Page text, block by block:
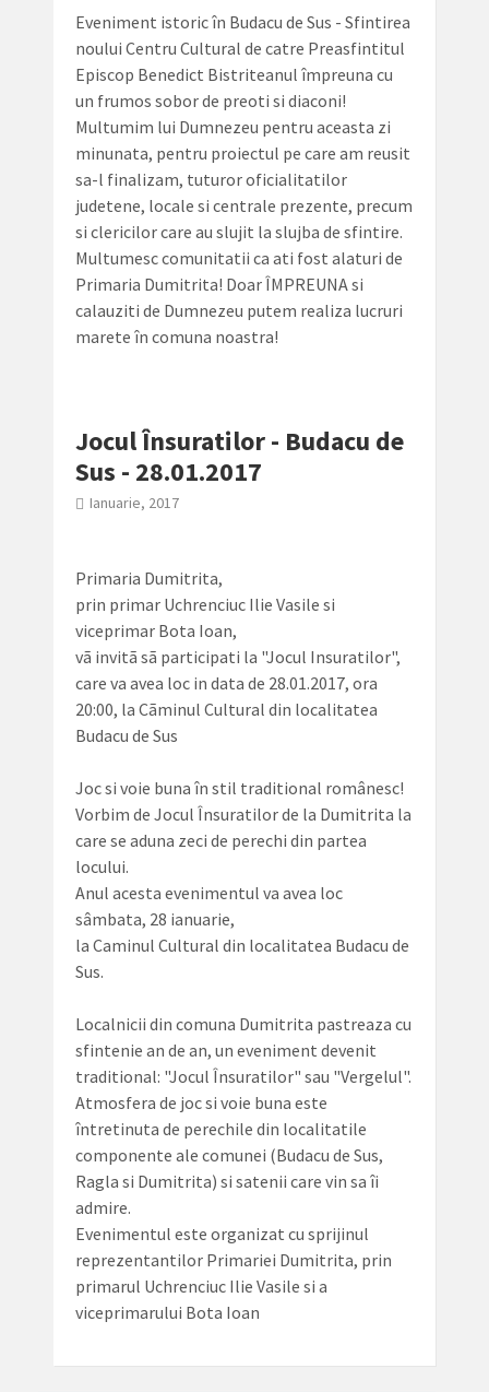
Eveniment istoric în Budacu de Sus - Sfintirea
noului Centru Cultural de catre Preasfintitul
Episcop Benedict Bistriteanul împreuna cu
un frumos sobor de preoti si diaconi!
Multumim lui Dumnezeu pentru aceasta zi
minunata, pentru proiectul pe care am reusit
sa-l finalizam, tuturor oficialitatilor
judetene, locale si centrale prezente, precum
si clericilor care au slujit la slujba de sfintire.
Multumesc comunitatii ca ati fost alaturi de
Primaria Dumitrita! Doar ÎMPREUNA si
calauziti de Dumnezeu putem realiza lucruri
marete în comuna noastra!
Jocul Însuratilor - Budacu de
Sus - 28.01.2017
Ianuarie, 2017
Primaria Dumitrita,
prin primar Uchrenciuc Ilie Vasile si
viceprimar Bota Ioan,
vã invitã sã participati la "Jocul Insuratilor",
care va avea loc in data de 28.01.2017, ora
20:00, la Cãminul Cultural din localitatea
Budacu de Sus
Joc si voie buna în stil traditional românesc!
Vorbim de Jocul Însuratilor de la Dumitrita la
care se aduna zeci de perechi din partea
locului.
Anul acesta evenimentul va avea loc
sâmbata, 28 ianuarie,
la Caminul Cultural din localitatea Budacu de
Sus.
Localnicii din comuna Dumitrita pastreaza cu
sfintenie an de an, un eveniment devenit
traditional: "Jocul Însuratilor" sau "Vergelul".
Atmosfera de joc si voie buna este
întretinuta de perechile din localitatile
componente ale comunei (Budacu de Sus,
Ragla si Dumitrita) si satenii care vin sa îi
admire.
Evenimentul este organizat cu sprijinul
reprezentantilor Primariei Dumitrita, prin
primarul Uchrenciuc Ilie Vasile si a
viceprimarului Bota Ioan